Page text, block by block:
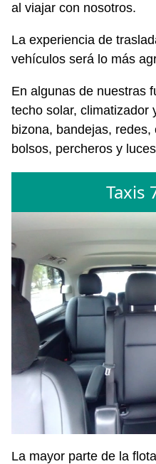
al viajar con nosotros.
La experiencia de
vehículos será lo más
En algunas de nuestras
techo solar, climatizador
bizona, bandejas,
bolsos, percheros y
Taxis
La mayor parte de la